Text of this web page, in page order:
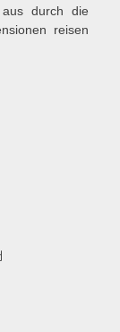
durch die
reisen